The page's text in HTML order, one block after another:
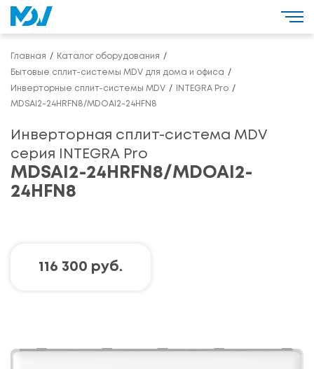
Главная Каталог оборудования
Бытовые сплит-системы MDV для дома и офиса
Инверторные сплит-системы MDV
INTEGRA Pro
MDSAI2-24HRFN8/MDOAI2-24HFN8
Инверторная сплит-система MDV
серия INTEGRA Pro
MDSAI2-24HRFN8/MDOAI2-
24HFN8
116 300 руб.